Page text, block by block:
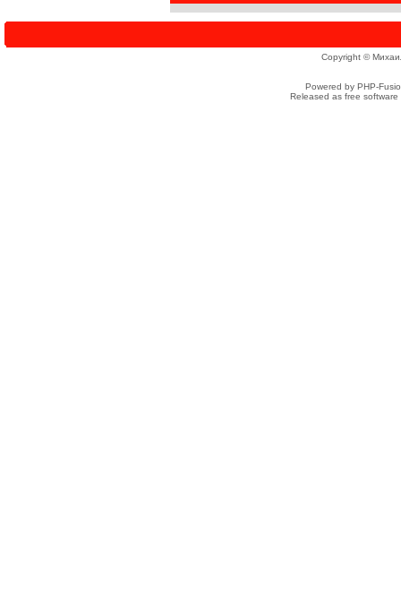
Copyright ©
Powered by PHP-
Released as free